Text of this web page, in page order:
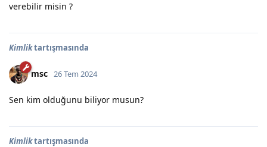
verebilir misin ?
Kimliktartışmasında
msc 26 Tem 2024
Sen kim olduğunu biliyor musun?
Kimliktartışmasında